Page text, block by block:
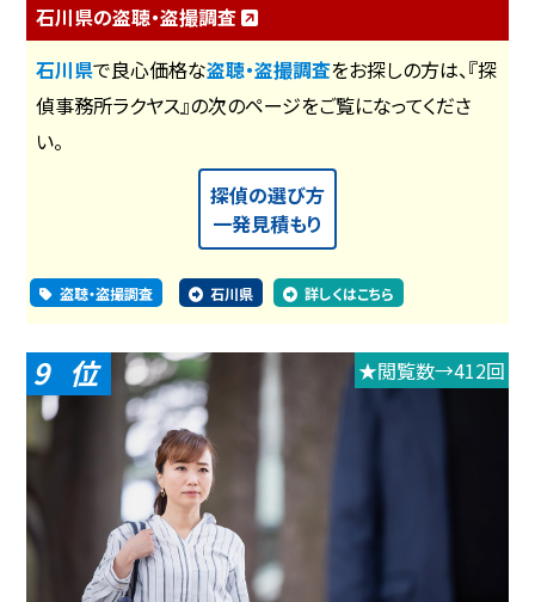
石川県の盗聴・盗撮調査
石川県で良心価格な盗聴・盗撮調査をお探しの方は、『探
偵事務所ラクヤス』の次のページをご覧になってくださ
い。
探偵の選び方
一発見積もり
盗聴・盗撮調査 石川県 詳しくはこちら
9 ★閲覧数→412回